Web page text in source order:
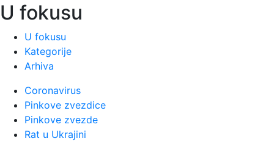
00:24:Džeko u centru spektakla: Šalke
okupio više hiljada navijača
00:24:
Sloga, Sarajevo i Radnik remi...
00:20:Đura Đ. Trajković br. 26: Plejlista za
sivu zonu (Fontaines D....
U fokusu
U fokusu
Kategorije
Arhiva
Coronavirus
Pinkove zvezdice
Pinkove zvezde
Rat u Ukrajini